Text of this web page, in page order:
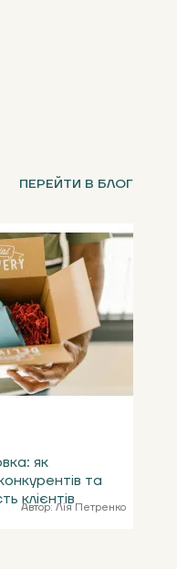
як
та
клієнтів
Автор:Лія Петренко
ПЕРЕЙТИ В БЛОГ